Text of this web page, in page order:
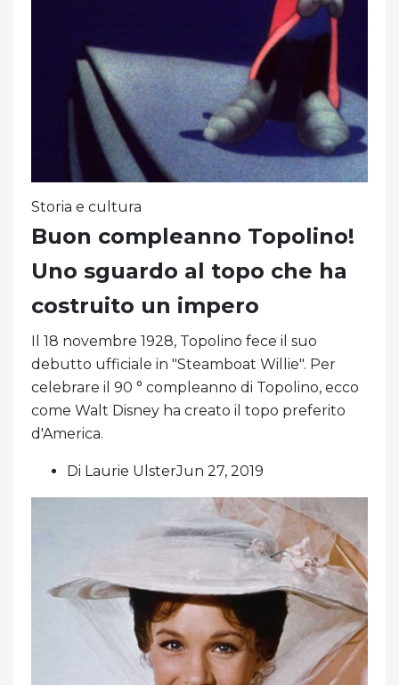
Storia e cultura
Buon compleanno Topolino!
Uno sguardo al topo che ha
costruito un impero
Il 18 novembre 1928, Topolino fece il suo
debutto ufficiale in "Steamboat Willie". Per
celebrare il 90 ° compleanno di Topolino, ecco
come Walt Disney ha creato il topo preferito
d'America.
Di Laurie UlsterJun 27, 2019